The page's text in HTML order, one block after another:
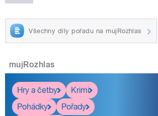
Všechny díly pořadu na mujRozhlas
mujRozhlas
Hry a četby
Krimi
Pohádky
Pořady